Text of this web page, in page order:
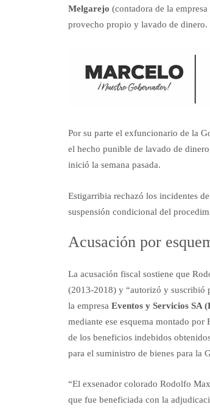
Melgarejo (contadora de la
provecho propio y lavado de dinero.
Por su parte el exfuncionario de la
el hecho punible de lavado de
inició la semana pasada.
Estigarribia rechazó los incidentes
suspensión condicional del
Acusación por
La acusación fiscal sostiene que
(2013-2018) y “autorizó y suscribió
la empresa Eventos y Servicios SA
mediante ese esquema montado
de los beneficios indebidos
para el suministro de bienes para la
“El exsenador colorado Rodolfo
que fue beneficiada con la